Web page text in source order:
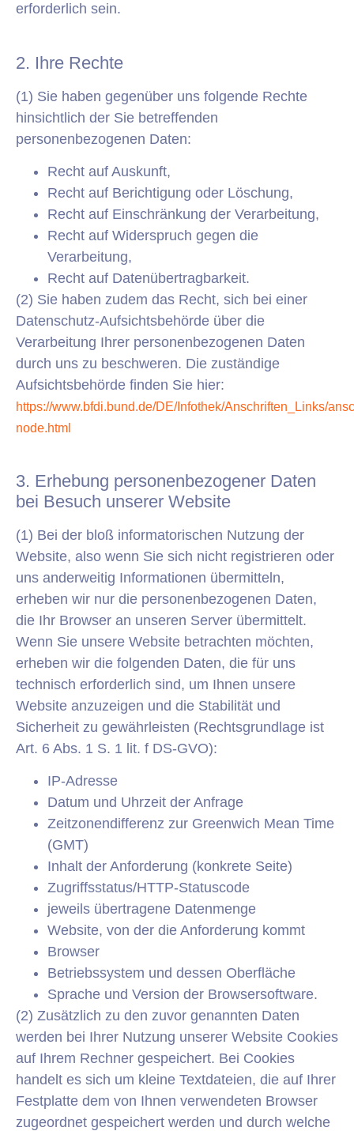
erforderlich sein.
2. Ihre Rechte
(1) Sie haben gegenüber uns folgende Rechte
hinsichtlich der Sie betreffenden
personenbezogenen Daten:
Recht auf Auskunft,
Recht auf Berichtigung oder Löschung,
Recht auf Einschränkung der Verarbeitung,
Recht auf Widerspruch gegen die
Verarbeitung,
Recht auf Datenübertragbarkeit.
(2) Sie haben zudem das Recht, sich bei einer
Datenschutz-Aufsichtsbehörde über die
Verarbeitung Ihrer personenbezogenen Daten
durch uns zu beschweren. Die zuständige
Aufsichtsbehörde finden Sie hier:
https://www.bfdi.bund.de/DE/Infothek/Anschriften_Links/
node.html
3. Erhebung personenbezogener Daten
bei Besuch unserer Website
(1) Bei der bloß informatorischen Nutzung der
Website, also wenn Sie sich nicht registrieren oder
uns anderweitig Informationen übermitteln,
erheben wir nur die personenbezogenen Daten,
die Ihr Browser an unseren Server übermittelt.
Wenn Sie unsere Website betrachten möchten,
erheben wir die folgenden Daten, die für uns
technisch erforderlich sind, um Ihnen unsere
Website anzuzeigen und die Stabilität und
Sicherheit zu gewährleisten (Rechtsgrundlage ist
Art. 6 Abs. 1 S. 1 lit. f DS-GVO):
IP-Adresse
Datum und Uhrzeit der Anfrage
Zeitzonendifferenz zur Greenwich Mean Time
(GMT)
Inhalt der Anforderung (konkrete Seite)
Zugriffsstatus/HTTP-Statuscode
jeweils übertragene Datenmenge
Website, von der die Anforderung kommt
Browser
Betriebssystem und dessen Oberfläche
Sprache und Version der Browsersoftware.
(2) Zusätzlich zu den zuvor genannten Daten
werden bei Ihrer Nutzung unserer Website Cookies
auf Ihrem Rechner gespeichert. Bei Cookies
handelt es sich um kleine Textdateien, die auf Ihrer
Festplatte dem von Ihnen verwendeten Browser
zugeordnet gespeichert werden und durch welche